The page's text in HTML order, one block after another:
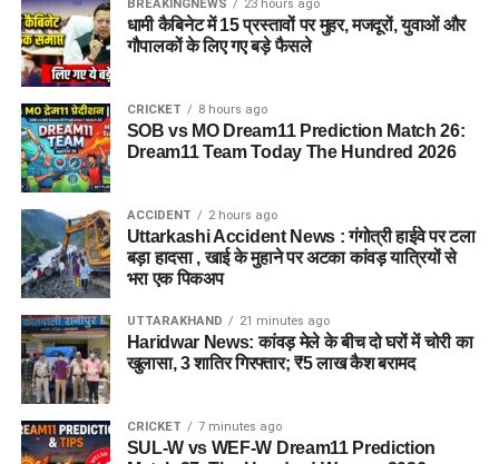
BREAKINGNEWS 23 hours ago
धामी कैबिनेट में 15 प्रस्तावों पर मुहर, मजदूरों, युवाओं और
गौपालकों के लिए गए बड़े फैसले
CRICKET 8 hours ago
SOB vs MO Dream11 Prediction Match 26:
Dream11 Team Today The Hundred 2026
ACCIDENT 2 hours ago
Uttarkashi Accident News : गंगोत्री हाईवे पर टला
बड़ा हादसा , खाई के मुहाने पर अटका कांवड़ यात्रियों से
भरा एक पिकअप
UTTARAKHAND 21 minutes ago
Haridwar News: कांवड़ मेले के बीच दो घरों में चोरी का
खुलासा, 3 शातिर गिरफ्तार; ₹5 लाख कैश बरामद
CRICKET 7 minutes ago
SUL-W vs WEF-W Dream11 Prediction